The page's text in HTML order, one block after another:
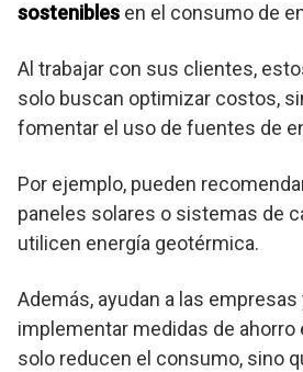
sostenibles en el consumo de
Al trabajar con sus clientes,
solo buscan optimizar costos,
fomentar el uso de fuentes de
Por ejemplo, pueden
paneles solares o sistemas de
utilicen energía geotérmica.
Además, ayudan a las empresas
implementar medidas de ahorro
solo reducen el consumo, sino